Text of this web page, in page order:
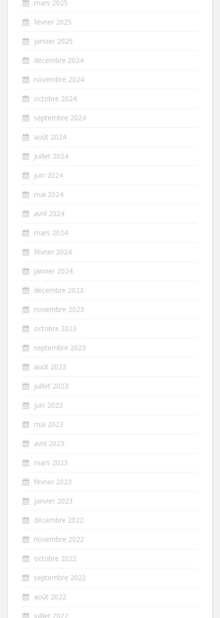
mars 2025
février 2025
janvier 2025
décembre 2024
novembre 2024
octobre 2024
septembre 2024
août 2024
juillet 2024
juin 2024
mai 2024
avril 2024
mars 2024
février 2024
janvier 2024
décembre 2023
novembre 2023
octobre 2023
septembre 2023
août 2023
juillet 2023
juin 2023
mai 2023
avril 2023
mars 2023
février 2023
janvier 2023
décembre 2022
novembre 2022
octobre 2022
septembre 2022
août 2022
juillet 2022